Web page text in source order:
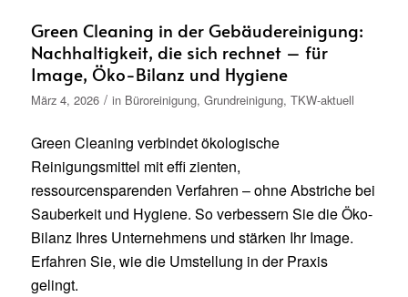
Green Cleaning in der Gebäudereinigung:
Nachhaltigkeit, die sich rechnet – für
Image, Öko-Bilanz und Hygiene
März 4, 2026 / in Büroreinigung, Grundreinigung, TKW-aktuell
Green Cleaning verbindet ökologische
Reinigungsmittel mit effi zienten,
ressourcensparenden Verfahren – ohne Abstriche bei
Sauberkeit und Hygiene. So verbessern Sie die Öko-
Bilanz Ihres Unternehmens und stärken Ihr Image.
Erfahren Sie, wie die Umstellung in der Praxis
gelingt.